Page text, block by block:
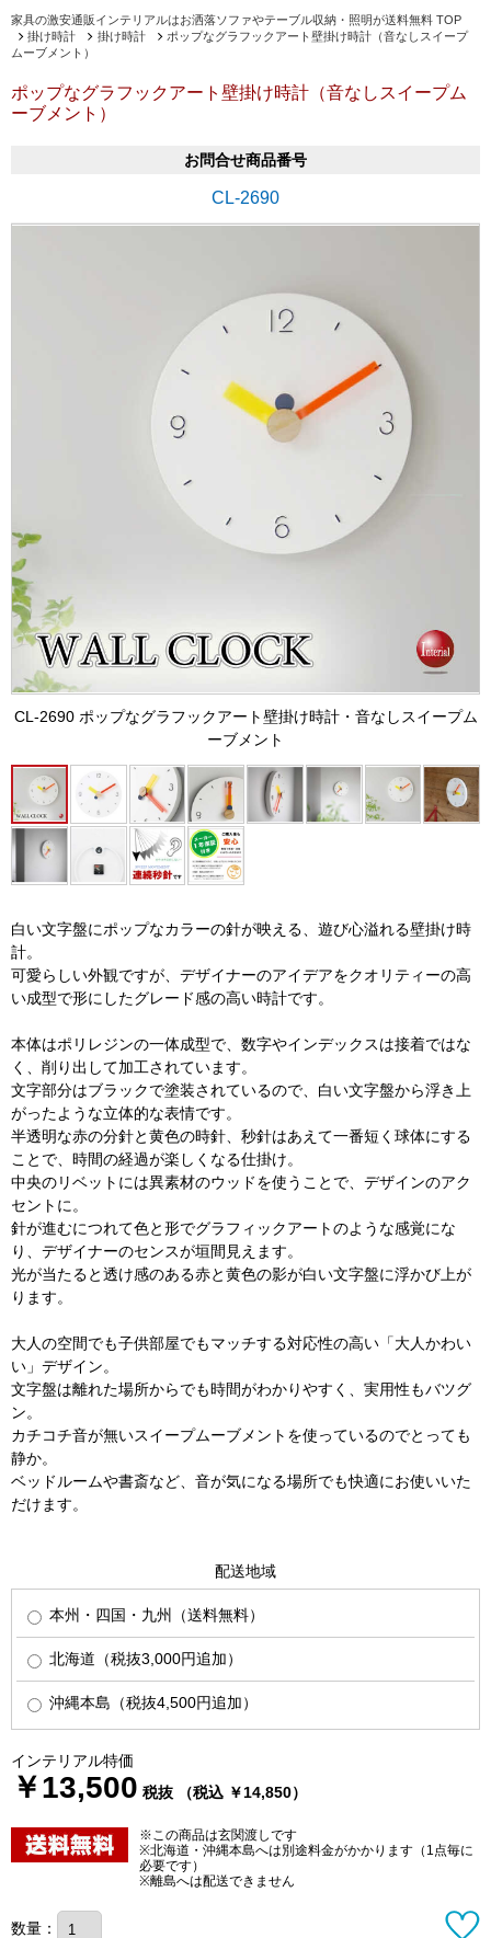
家具の激安通販インテリアルはお洒落ソファやテーブル収納・照明が送料無料 TOP
掛け時計
掛け時計
ポップなグラフックアート壁掛け時計（音なしスイープ
ムーブメント）
ポップなグラフックアート壁掛け時計（音なしスイープム
ーブメント）
お問合せ商品番号
CL-2690
CL-2690 ポップなグラフックアート壁掛け時計・音なしスイープム
ーブメント
白い文字盤にポップなカラーの針が映える、遊び心溢れる壁掛け時
計。
可愛らしい外観ですが、デザイナーのアイデアをクオリティーの高
い成型で形にしたグレード感の高い時計です。
本体はポリレジンの一体成型で、数字やインデックスは接着ではな
く、削り出して加工されています。
文字部分はブラックで塗装されているので、白い文字盤から浮き上
がったような立体的な表情です。
半透明な赤の分針と黄色の時針、秒針はあえて一番短く球体にする
ことで、時間の経過が楽しくなる仕掛け。
中央のリベットには異素材のウッドを使うことで、デザインのアク
セントに。
針が進むにつれて色と形でグラフィックアートのような感覚にな
り、デザイナーのセンスが垣間見えます。
光が当たると透け感のある赤と黄色の影が白い文字盤に浮かび上が
ります。
大人の空間でも子供部屋でもマッチする対応性の高い「大人かわい
い」デザイン。
文字盤は離れた場所からでも時間がわかりやすく、実用性もバツグ
ン。
カチコチ音が無いスイープムーブメントを使っているのでとっても
静か。
ベッドルームや書斎など、音が気になる場所でも快適にお使いいた
だけます。
配送地域
本州・四国・九州（送料無料）
北海道（税抜3,000円追加）
沖縄本島（税抜4,500円追加）
インテリアル特価
￥13,500 税抜 （税込 ￥14,850）
※この商品は玄関渡しです
※北海道・沖縄本島へは別途料金がかかります（1点毎に
必要です）
※離島へは配送できません
数量：